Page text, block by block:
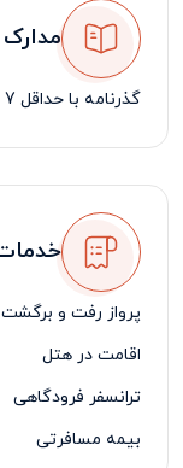
مدارک
گذرنامه با حداقل 7 ماه اعتبار
پرواز رفت و برگشت
اقامت در هتل
ترانسفر فرودگاهی
بیمه مسافرتی